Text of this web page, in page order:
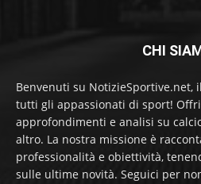
CHI
Benvenuti su
tutti gli appassionati di sport!
approfondimenti e analisi su
altro. La nostra missione è
professionalità e obiettività,
sulle ultime novità. Seguici per